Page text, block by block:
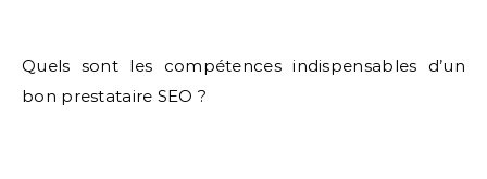
Quels sont les compétences indispensables d’un
bon prestataire SEO ?